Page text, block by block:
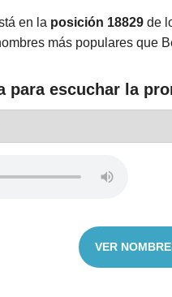
en la posición 18829 de
más populares que
para escuchar la
VER